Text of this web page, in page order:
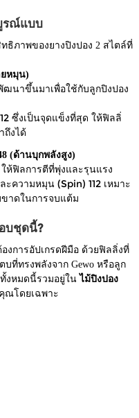
รณ์แบบ
ภาพของยางปิงปอง 2 สไตล์ที่
ยหมุน)
ฒนาขึ้นมาเพื่อใช้กับลูกปิงปอง
ซึ่งเป็นจุดแข็งที่สุด ให้ฟิลลิ่
ถึงได้
(ด้านบุกพลังสูง)
ห้ฟิลการตีที่พุ่งและรุนแรง
ความหมุน (Spin) 112 เหมาะ
าดในการจบแต้ม
บชุดนี้?
งการอัปเกรดฝีมือ ด้วยฟิลลิ่งที่
บที่ทรงพลังจาก Gewo หรือลูก
ทั้งหมดนี้รวมอยู่ใน ไม้ปิงปอง
ณโดยเฉพาะ